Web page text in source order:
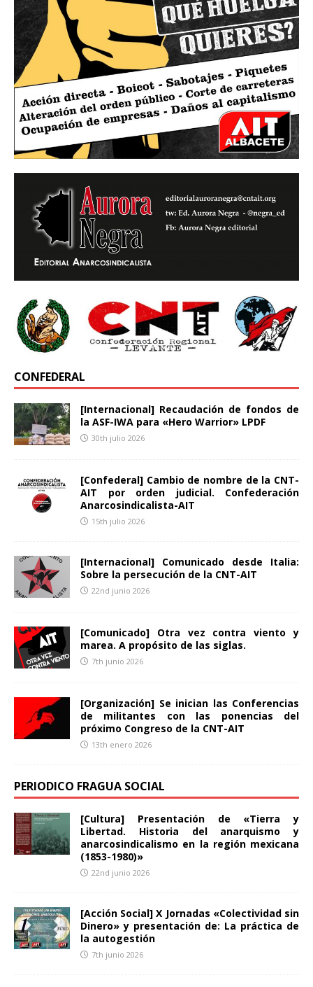
CONFEDERAL
[Internacional] Recaudación de fondos de
la ASF-IWA para «Hero Warrior» LPDF
30th julio 2026
[Confederal] Cambio de nombre de la CNT-
AIT por orden judicial. Confederación
Anarcosindicalista-AIT
15th julio 2026
[Internacional] Comunicado desde Italia:
Sobre la persecución de la CNT-AIT
22nd junio 2026
[Comunicado] Otra vez contra viento y
marea. A propósito de las siglas.
7th junio 2026
[Organización] Se inician las Conferencias
de militantes con las ponencias del
próximo Congreso de la CNT-AIT
13th enero 2026
PERIODICO FRAGUA SOCIAL
[Cultura] Presentación de «Tierra y
Libertad. Historia del anarquismo y
anarcosindicalismo en la región mexicana
(1853-1980)»
22nd junio 2026
[Acción Social] X Jornadas «Colectividad sin
Dinero» y presentación de: La práctica de
la autogestión
7th junio 2026